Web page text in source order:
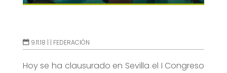
9.11.18 | | FEDERACIÓN
Hoy se ha clausurado en Sevilla el I Congreso